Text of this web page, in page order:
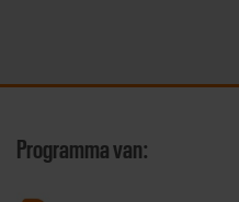
Programma van: